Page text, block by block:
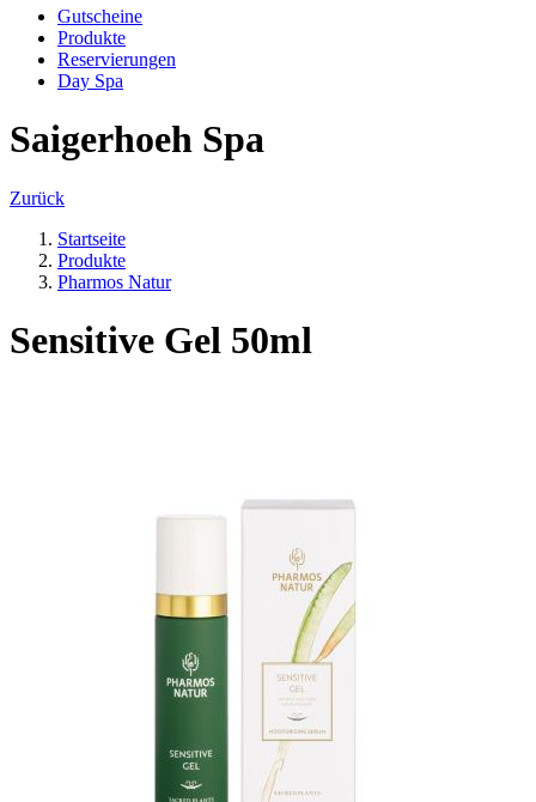
Gutscheine
Produkte
Reservierungen
Day Spa
Saigerhoeh Spa
Zurück
Startseite
Produkte
Pharmos Natur
Sensitive Gel 50ml